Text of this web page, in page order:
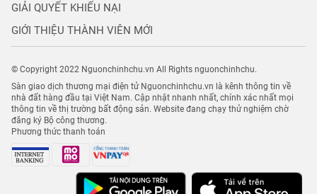
GIẢI QUYẾT KHIẾU NẠI
GIỚI THIỆU THÀNH VIÊN MỚI
© Copyright 2022 Nguonchinhchu.vn All Rights nguonchinhchu.
Sàn giao dịch thương mại điện tử Nguonchinhchu.vn là kênh thông tin về
nhà đất hàng đầu tại Việt Nam. Cập nhật nhanh nhất, chính xác nhất mọi
thông tin về thị trường bất động sản. Website đang chạy thử nghiệm chờ
đăng ký Bộ công thương.
Phương thức thanh toán